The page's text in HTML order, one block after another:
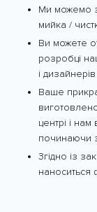
Ми можемо
мийка /
Ви можете
розробці
і
Ваше
центрі і
починаючи
Згідно із
наноситься